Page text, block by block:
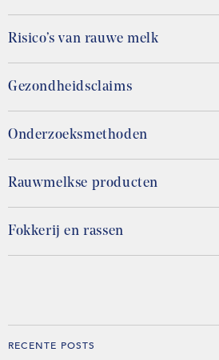
Risico’s van rauwe melk
Gezondheidsclaims
Onderzoeksmethoden
Rauwmelkse producten
Fokkerij en rassen
RECENTE POSTS